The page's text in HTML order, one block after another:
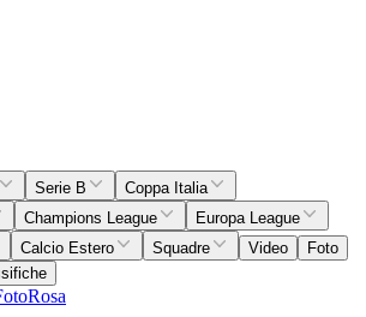
Serie B
Coppa Italia
Champions League
Europa League
Calcio Estero Squadre Video
Foto
Rosa